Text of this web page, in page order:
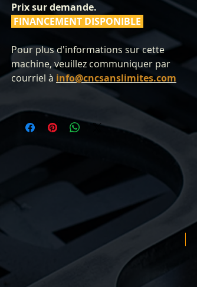
Prix sur demande.
FINANCEMENT DISPONIBLE
Pour plus d'informations sur cette
machine, veuillez communiquer par
courriel à info@cncsanslimites.com